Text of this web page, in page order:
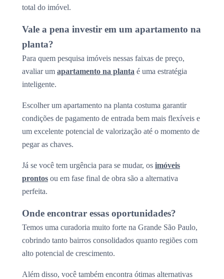
total do imóvel.
Vale a pena investir em um apartamento na
planta?
Para quem pesquisa imóveis nessas faixas de preço,
avaliar um apartamento na planta é uma estratégia
inteligente.
Escolher um apartamento na planta costuma garantir
condições de pagamento de entrada bem mais flexíveis e
um excelente potencial de valorização até o momento de
pegar as chaves.
Já se você tem urgência para se mudar, os imóveis
prontos ou em fase final de obra são a alternativa
perfeita.
Onde encontrar essas oportunidades?
Temos uma curadoria muito forte na Grande São Paulo,
cobrindo tanto bairros consolidados quanto regiões com
alto potencial de crescimento.
Além disso, você também encontra ótimas alternativas